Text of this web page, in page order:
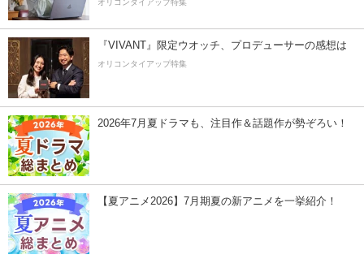
オリコンタイアップ特集
『VIVANT』限定ウオッチ、プロデューサーの感想は
オリコンタイアップ特集
2026年7月夏ドラマも、注目作＆話題作が勢ぞろい！
【夏アニメ2026】7月期夏の新アニメを一挙紹介！